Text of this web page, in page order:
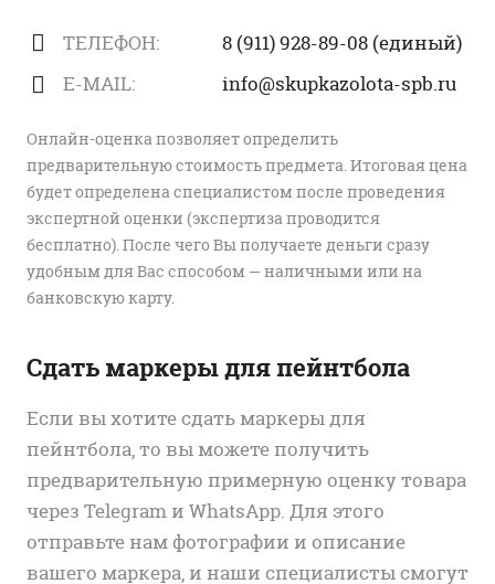
ТЕЛЕФОН:
8 (911) 928-89-08 (единый)
E-MAIL:
info@skupkazolota-spb.ru
Онлайн-оценка позволяет определить
предварительную стоимость предмета. Итоговая цена
будет определена специалистом после проведения
экспертной оценки (экспертиза проводится
бесплатно). После чего Вы получаете деньги сразу
удобным для Вас способом — наличными или на
банковскую карту.
Сдать маркеры для пейнтбола
Если вы хотите сдать маркеры для
пейнтбола, то вы можете получить
предварительную примерную оценку товара
через Telegram и WhatsApp. Для этого
отправьте нам фотографии и описание
вашего маркера, и наши специалисты смогут